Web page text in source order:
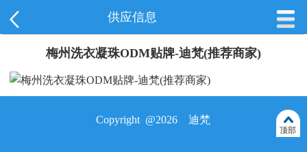
供应信息
梅州洗衣凝珠ODM贴牌-迪梵(推荐商家)
Copyright @2026 迪梵
顶部